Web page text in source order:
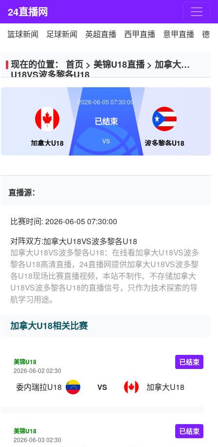
24直播网
篮球新闻 足球新闻 英超直播 西甲直播 意甲直播 德
现在的位置： 首页 > 美锦U18直播> 加拿大
U18VS波多黎各U18
加拿大U18 波多黎各U18
2026-06-05 07:30:00
已结束
VS
直播源：
比赛时间: 2026-06-05 07:30:00
对阵双方:加拿大U18VS波多黎各U18
加拿大U18VS波多黎各U18：在线看加拿大U18VS波多
黎各U18高清直播，24直播网提供加拿大U18VS波多黎
各U18现场比赛直播视频，本站不制作、不存储加拿大
U18VS波多黎各U18的直播信号，只作为技术探索的导
航学习用途。
加拿大U18相关比赛
美锦U18
2026-06-02 02:30
委内瑞拉U18 VS 加拿大U18
已结束
美锦U18
2026-06-03 02:30
已结束